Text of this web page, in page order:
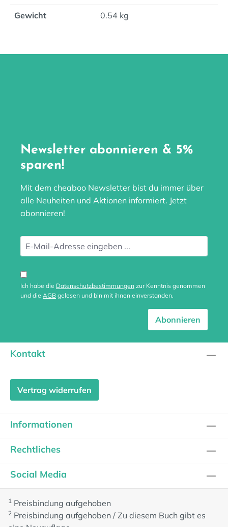
Gewicht 0.54 kg
Newsletter abonnieren & 5%
sparen!
Mit dem cheaboo Newsletter bist du immer über
alle Neuheiten und Aktionen informiert. Jetzt
abonnieren!
Ich habe die Datenschutzbestimmungen zur Kenntnis genommen
und die AGB gelesen und bin mit ihnen einverstanden.
Abonnieren
Kontakt
Vertrag widerrufen
Informationen
Rechtliches
Social Media
1 Preisbindung aufgehoben
2 Preisbindung aufgehoben / Zu diesem Buch gibt es